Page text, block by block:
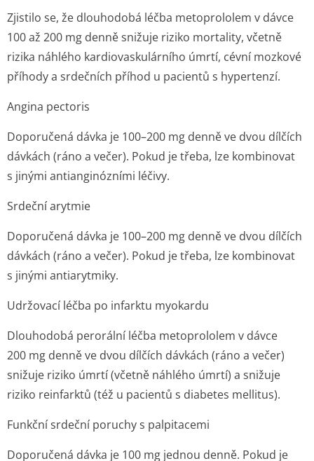
Zjistilo se, že dlouhodobá léčba metoprololem v dávce
100 až 200 mg denně snižuje riziko mortality, včetně
rizika náhlého kardiovaskulárního úmrtí, cévní mozkové
příhody a srdečních příhod u pacientů s hypertenzí.
Angina pectoris
Doporučená dávka je 100–200 mg denně ve dvou dílčích
dávkách (ráno a večer). Pokud je třeba, lze kombinovat
s jinými antianginózními léčivy.
Srdeční arytmie
Doporučená dávka je 100–200 mg denně ve dvou dílčích
dávkách (ráno a večer). Pokud je třeba, lze kombinovat
s jinými antiarytmiky.
Udržovací léčba po infarktu myokardu
Dlouhodobá perorální léčba metoprololem v dávce
200 mg denně ve dvou dílčích dávkách (ráno a večer)
snižuje riziko úmrtí (včetně náhlého úmrtí) a snižuje
riziko reinfarktů (též u pacientů s diabetes mellitus).
Funkční srdeční poruchy s palpitacemi
Doporučená dávka je 100 mg jednou denně. Pokud je